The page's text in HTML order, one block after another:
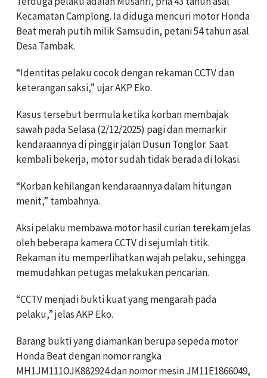
Kecamatan Camplong. Ia diduga mencuri motor Honda
Beat merah putih milik Samsudin, petani 54 tahun asal
Desa Tambak.
“Identitas pelaku cocok dengan rekaman CCTV dan
keterangan saksi,” ujar AKP Eko.
Kasus tersebut bermula ketika korban membajak
sawah pada Selasa (2/12/2025) pagi dan memarkir
kendaraannya di pinggir jalan Dusun Tonglor. Saat
kembali bekerja, motor sudah tidak berada di lokasi.
“Korban kehilangan kendaraannya dalam hitungan
menit,” tambahnya.
Aksi pelaku membawa motor hasil curian terekam jelas
oleh beberapa kamera CCTV di sejumlah titik.
Rekaman itu memperlihatkan wajah pelaku, sehingga
memudahkan petugas melakukan pencarian.
“CCTV menjadi bukti kuat yang mengarah pada
pelaku,” jelas AKP Eko.
Barang bukti yang diamankan berupa sepeda motor
Honda Beat dengan nomor rangka
MH1JM111OJK882924 dan nomor mesin JM11E1866049,